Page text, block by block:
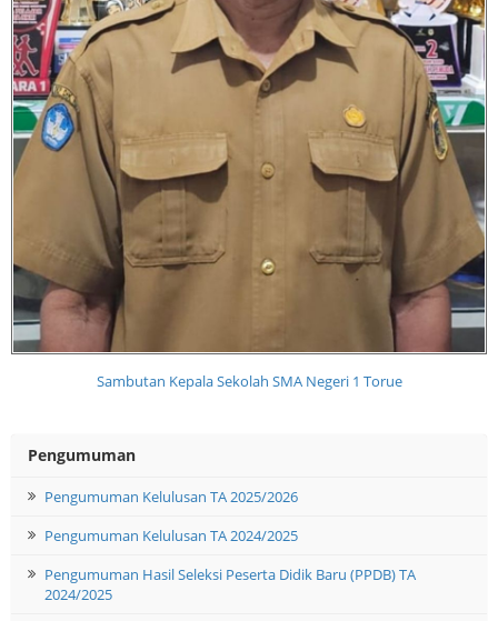
Sambutan Kepala Sekolah SMA Negeri 1 Torue
Pengumuman
Pengumuman Kelulusan TA 2025/2026
Pengumuman Kelulusan TA 2024/2025
Pengumuman Hasil Seleksi Peserta Didik Baru (PPDB) TA
2024/2025